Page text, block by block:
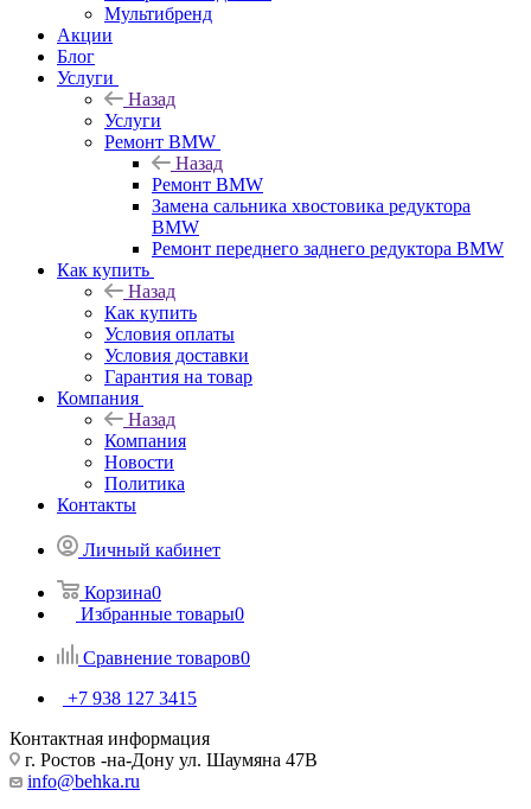
Мультибренд
Акции
Блог
Услуги
Назад
Услуги
Ремонт BMW
Назад
Ремонт BMW
Замена сальника хвостовика редуктора
BMW
Ремонт переднего заднего редуктора BMW
Как купить
Назад
Как купить
Условия оплаты
Условия доставки
Гарантия на товар
Компания
Назад
Компания
Новости
Политика
Контакты
Личный кабинет
Корзина0
Избранные товары0
Сравнение товаров0
+7 938 127 3415
Контактная информация
г. Ростов -на-Дону ул. Шаумяна 47В
info@behka.ru